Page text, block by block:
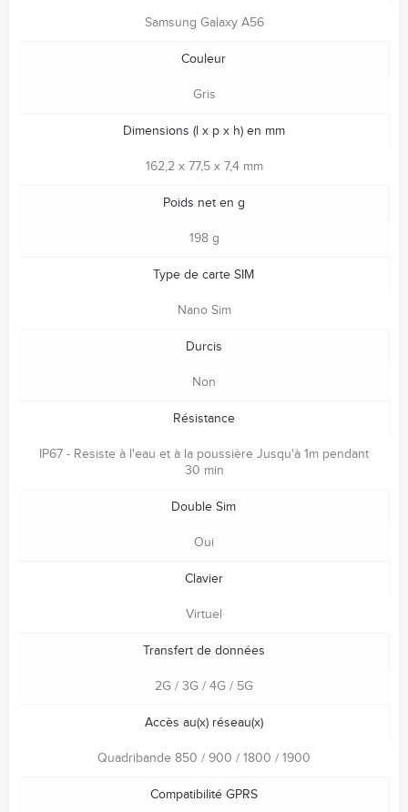
Samsung Galaxy A56
Couleur
Gris
Dimensions (l x p x h) en mm
162,2 x 77,5 x 7,4 mm
Poids net en g
198 g
Type de carte SIM
Nano Sim
Durcis
Non
Résistance
IP67 - Resiste à l'eau et à la poussière Jusqu'à 1m pendant
30 min
Double Sim
Oui
Clavier
Virtuel
Transfert de données
2G / 3G / 4G / 5G
Accès au(x) réseau(x)
Quadribande 850 / 900 / 1800 / 1900
Compatibilité GPRS